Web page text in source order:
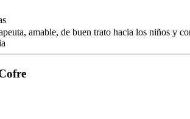
amable, de buen trato hacia los niños y